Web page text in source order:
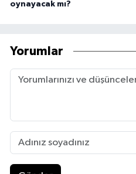
oynayacak mı?
Yorumlar